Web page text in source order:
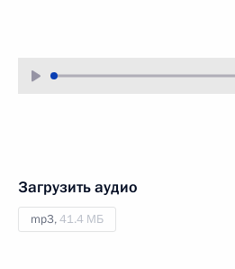
Загрузить аудио
mp3,41.4 МБ